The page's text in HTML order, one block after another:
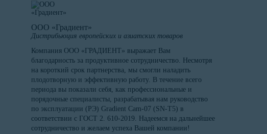
ООО «Градиент»
Дистрибьюция европейских и азиатских товаров
Компания ООО «ГРАДИЕНТ» выражает Вам
благодарность за продуктивное сотрудничество. Несмотря
на короткий срок партнерства, мы смогли наладить
плодотворную и эффективную работу. В течение всего
периода вы показали себя, как профессиональные и
порядочные специалисты, разрабатывая нам руководство
по эксплуатации (РЭ) Gradient Cam-07 (SN-T5) в
соответствии с ГОСТ 2. 610-2019. Надеемся на дальнейшее
сотрудничество и желаем успеха Вашей компании!